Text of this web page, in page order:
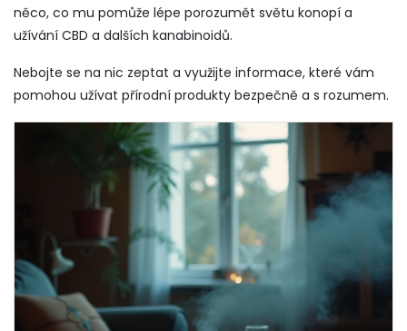
něco, co mu pomůže lépe porozumět světu konopí a
užívání CBD a dalších kanabinoidů.
Nebojte se na nic zeptat a využijte informace, které vám
pomohou užívat přírodní produkty bezpečně a s rozumem.